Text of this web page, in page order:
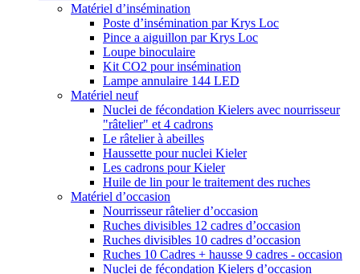
Matériel d’insémination
Poste d’insémination par Krys Loc
Pince a aiguillon par Krys Loc
Loupe binoculaire
Kit CO2 pour insémination
Lampe annulaire 144 LED
Matériel neuf
Nuclei de fécondation Kielers avec nourrisseur
"râtelier" et 4 cadrons
Le râtelier à abeilles
Haussette pour nuclei Kieler
Les cadrons pour Kieler
Huile de lin pour le traitement des ruches
Matériel d’occasion
Nourrisseur râtelier d’occasion
Ruches divisibles 12 cadres d’occasion
Ruches divisibles 10 cadres d’occasion
Ruches 10 Cadres + hausse 9 cadres - occasion
Nuclei de fécondation Kielers d’occasion